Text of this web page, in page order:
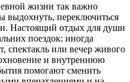
жизни так важно
выдохнуть, переключиться
Настоящий отдых для души
поездок: иногда
спектакль или вечер живого
и внутреннюю
помогают сменить